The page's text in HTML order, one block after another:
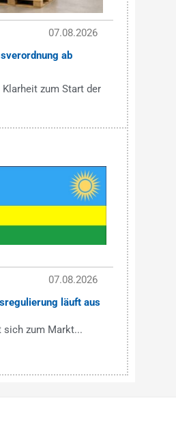
07.08.2026
ab
zum Start der
07.08.2026
läuft aus
sich zum Markt...